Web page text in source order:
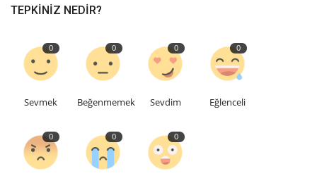
Etkinlik
Teknoloji
Hakkımızda
TEPKINIZ NEDIR?
0
Sevmek
0
Beğenmemek
0
Sevdim
0
Eğlenceli
0 0 0